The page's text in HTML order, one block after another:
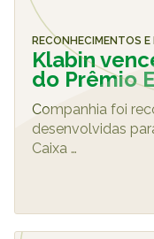
RECONHECIMENTOS E
Klabin
do Prêmio
Companhia foi
desenvolvidas
Caixa …